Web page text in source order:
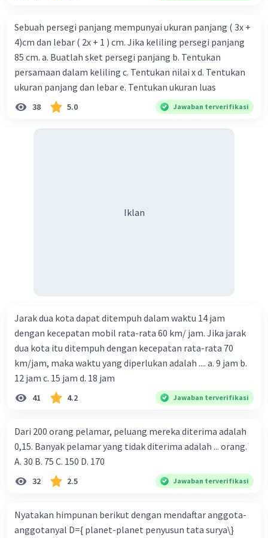
= 4x + 3x - 5y - 10y - 7 + 1
= (4 + 3)x + (-5 - 10)y + (-7 + 1)
= 7x + (-15)y + (-6)
Jadi, hasilnya adalah 7x - 15y - 6.
Sebuah persegi panjang mempunyai ukuran panjang ( 3x +
4)cm dan lebar ( 2x + 1 ) cm. Jika keliling persegi panjang
85 cm. a. Buatlah sket persegi panjang b. Tentukan
persamaan dalam keliling c. Tentukan nilai x d. Tentukan
ukuran panjang dan lebar e. Tentukan ukuran luas
38 5.0 Jawaban terverifikasi
Iklan
Jarak dua kota dapat ditempuh dalam waktu 14 jam
dengan kecepatan mobil rata-rata 60 km/ jam. Jika jarak
dua kota itu ditempuh dengan kecepatan rata-rata 70
km/jam, maka waktu yang diperlukan adalah .... a. 9 jam b.
12 jam c. 15 jam d. 18 jam
41 4.2 Jawaban terverifikasi
Dari 200 orang pelamar, peluang mereka diterima adalah
0,15. Banyak pelamar yang tidak diterima adalah ... orang.
A. 30 B. 75 C. 150 D. 170
32 2.5 Jawaban terverifikasi
Nyatakan himpunan berikut dengan mendaftar anggota-
anggotanyal D={ planet-planet penyusun tata surya\}